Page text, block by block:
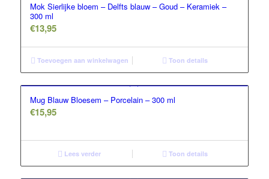
Mok Sierlijke bloem – Delfts blauw – Goud – Keramiek –
300 ml
€13,95
Toevoegen aan winkelwagen Toon details
Mug Blauw Bloesem – Porcelain – 300 ml
€15,95
Lees verder Toon details